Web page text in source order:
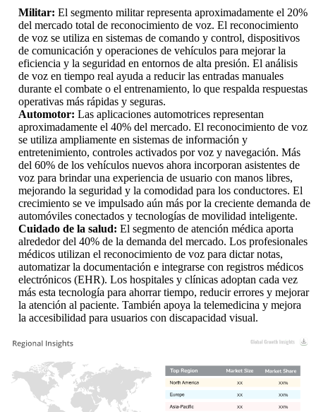
Militar: El segmento militar representa aproximadamente el 20%
del mercado total de reconocimiento de voz. El reconocimiento
de voz se utiliza en sistemas de comando y control, dispositivos
de comunicación y operaciones de vehículos para mejorar la
eficiencia y la seguridad en entornos de alta presión. El análisis
de voz en tiempo real ayuda a reducir las entradas manuales
durante el combate o el entrenamiento, lo que respalda respuestas
operativas más rápidas y seguras.
Automotor: Las aplicaciones automotrices representan
aproximadamente el 40% del mercado. El reconocimiento de voz
se utiliza ampliamente en sistemas de información y
entretenimiento, controles activados por voz y navegación. Más
del 60% de los vehículos nuevos ahora incorporan asistentes de
voz para brindar una experiencia de usuario con manos libres,
mejorando la seguridad y la comodidad para los conductores. El
crecimiento se ve impulsado aún más por la creciente demanda de
automóviles conectados y tecnologías de movilidad inteligente.
Cuidado de la salud: El segmento de atención médica aporta
alrededor del 40% de la demanda del mercado. Los profesionales
médicos utilizan el reconocimiento de voz para dictar notas,
automatizar la documentación e integrarse con registros médicos
electrónicos (EHR). Los hospitales y clínicas adoptan cada vez
más esta tecnología para ahorrar tiempo, reducir errores y mejorar
la atención al paciente. También apoya la telemedicina y mejora
la accesibilidad para usuarios con discapacidad visual.
XX%
XX
XX%
XX
XX%
XX